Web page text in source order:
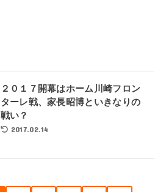
２０１７開幕はホーム川崎フロン
ターレ戦、家長昭博といきなりの
戦い？
2017.02.14